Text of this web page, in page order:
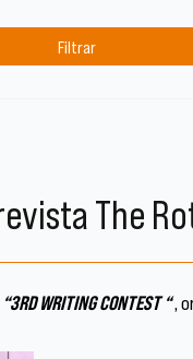
The
“3RD WRITING CONTEST “,